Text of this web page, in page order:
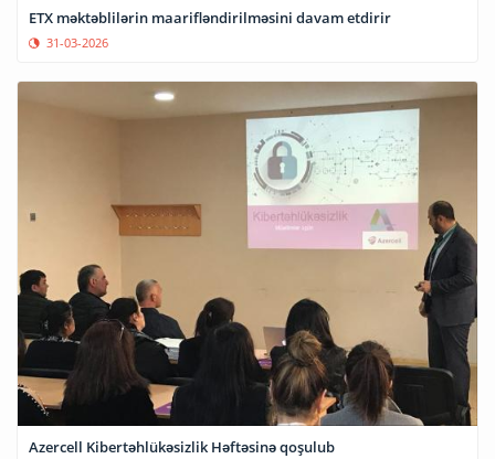
ETX məktəblilərin maarifləndirilməsini davam etdirir
31-03-2026
Azercell Kibertəhlükəsizlik Həftəsinə qoşulub